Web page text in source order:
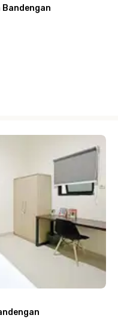
Bandengan